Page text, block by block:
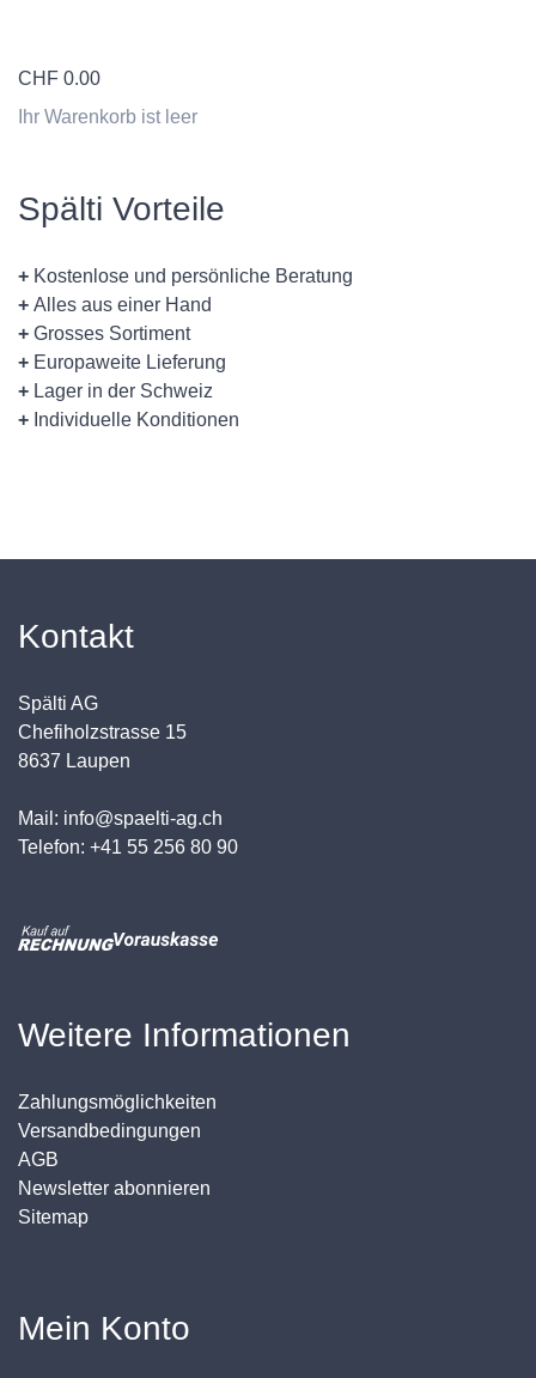
CHF 0.00
Ihr Warenkorb ist leer
Spälti Vorteile
+ Kostenlose und persönliche Beratung
+ Alles aus einer Hand
+ Grosses Sortiment
+ Europaweite Lieferung
+ Lager in der Schweiz
+ Individuelle Konditionen
Kontakt
Spälti AG
Chefiholzstrasse 15
8637 Laupen
Mail: info@spaelti-ag.ch
Telefon: +41 55 256 80 90
Weitere Informationen
Zahlungsmöglichkeiten
Versandbedingungen
AGB
Newsletter abonnieren
Sitemap
Mein Konto